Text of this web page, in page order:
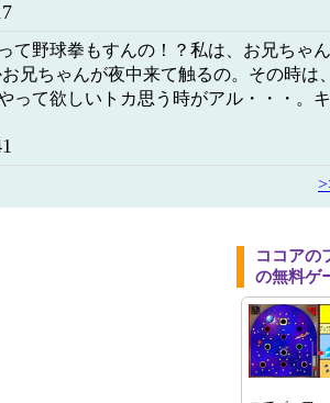
て野球拳もすんの！？私は、お兄ちゃ
兄ちゃんが夜中来て触るの。その時は
って欲しいトカ思う時がアル・・・。
ココアの
の無料ゲ